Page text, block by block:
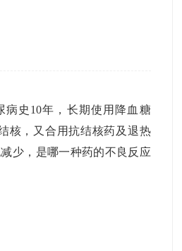
病史10年，长期使用降血糖
核，又合用抗结核药及退热
少，是哪一种药的不良反应